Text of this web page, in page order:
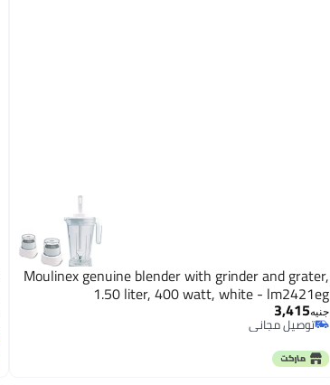
Moulinex genuine blender with grinder and grater,
1.50 liter, 400 watt, white - lm2421eg
جنيه3,415
توصيل مجاني
توصيل مجاني